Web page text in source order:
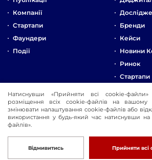
Компанії
Стартапи
Фаундери
Події
Бренди
Кейси
Новини
Ринок
Стартапи
Про Компанію
Реклама
Контакти
© 2016-2026 Founder
Натиснувши «Прийняти всі cookie-
розміщення всіх cookie-файлів на
змінювати налаштування cookie-файлів або
використання у будь-який час натиснувши
файлів».
Відмивитись Прийняти